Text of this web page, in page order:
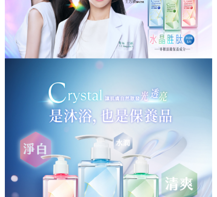
2.付款方式選擇「大哥付你分期」，訂單成立後會自動跳轉到大哥付的交易
流程，驗證手機門號後，選擇欲分期的期數、繳款截止日，確認付款後即完
成交易。
3.實際核准額度、可分期數及費用金額請依後續交易確認頁面所載為準。
4.訂單成立30分鐘內，如未前往確認交易或遇審核未通過，訂單將自動取
消。如遇「轉專審核」未通過狀況，表示未達大哥付你分期系統評分，恕無
法說明評估內容。
2.透過簡訊連結打開帳單後，可選擇「超商條碼／台灣大直營門市／銀行轉
帳／街口支付／iPASS MONEY」等通路繳費。
用戶於交易時，得透過本服務購買商品或服務，並由商店將買賣／分期付款
買賣價金債權讓與本公司後，依約使用本公司帳單繳交帳款。
2.基於同意付款使用「大哥付你分期」之契約關係目的，商店將以您的個人
資料（包含姓名、電話或地址）提供予台灣大哥大進項蒐集、處理及利用，
由本公司與您本人進行分期帳單所需資料之確認、核對及更正。
3.完整用戶服務條款，請詳閱以下連結：
https://oppay.tw/userRule
相關說明
【關於「AFTEE先享後付」】
AFTEE先享後付是「在收到商品之後才付款」的支付方式。 讓您購物簡單
便利好安心！
１．簡單：不需註冊會員、不需綁卡、不需儲值。
２．便利：只要手機號碼，簡訊認證，即可結帳。
３．安心：先確認商品／服務後，再付款。
１．於結帳方式選擇「AFTEE先享後付」後，將跳轉至「AFTEE先享後付」
結帳頁面，進行簡訊認證並確認金額後，即可完成結帳。
２．訂單成立數日內，您將收到繳費通知簡訊。
３．收到繳費通知簡訊後14天內，點擊此簡訊中的連結，可透過四大超商／
ATM／網路銀行／等多元方式進行付款，方視為交易完成。
※ 請注意：結帳手續完成當下不需立刻繳費，但若您需要取消訂單，請聯絡
購買商品的店家。未經商家同意取消之訂單仍視為有效，需透過AFTEE先享
後付繳納相關費用。
※ 交易是否成功請以「AFTEE先享後付 」之結帳頁面顯示為準，若有關於
是否繳費成功／繳費後需取消欲退款等相關疑問，請聯繫「AFTEE先享後付
客戶支援中心」https://netprotections.freshdesk.com/support/home
【注意事項】
Hami Point
相關說明
「Hami Point」為中華電信所提供之點數服務，可於會員專區綁定中華電信
會員帳號後，即可在購物車使用 Hami Point 折抵消費金額 (1點等於1元)。
ATM付款
每筆NT$90，滿NT$1,000(含以上)免運費
付款後全家取貨
每筆NT$90，滿NT$1,000(含以上)免運費
萊爾富取貨付款
每筆NT$90，滿NT$1,000(含以上)免運費